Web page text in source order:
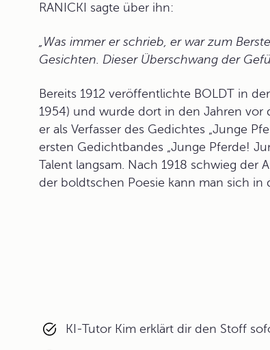
RANICKI sagte über ihn:
„Was immer er schrieb, er war zum
Gesichten. Dieser Überschwang der
Bereits 1912 veröffentlichte BOLDT in
1954) und wurde dort in den Jahren vor
er als Verfasser des Gedichtes „Junge
ersten Gedichtbandes „Junge Pferde!
Talent langsam. Nach 1918 schwieg der
der boldtschen Poesie kann man sich
KI-Tutor Kim erklärt dir den Stoff